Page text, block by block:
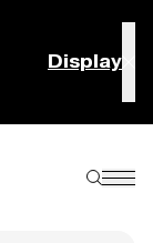
Display